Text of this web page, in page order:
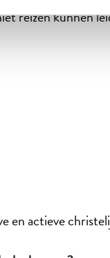
reizen kunnen
en actieve